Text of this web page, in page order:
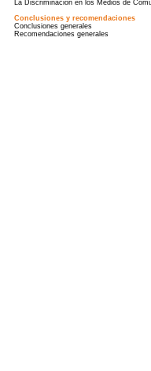
La Discriminación en los Medios de
Conclusiones y recomendaciones
Conclusiones generales
Recomendaciones generales